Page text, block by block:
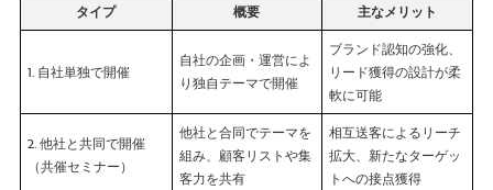
タイプ 概要 主なメリット
1. 自社単独で開催
自社の企画・運営によ
り独自テーマで開催
ブランド認知の強化、
リード獲得の設計が柔
軟に可能
2. 他社と共同で開催
（共催セミナー）
他社と合同でテーマを
組み、顧客リストや集
客力を共有
相互送客によるリーチ
拡大、新たなターゲッ
トへの接点獲得